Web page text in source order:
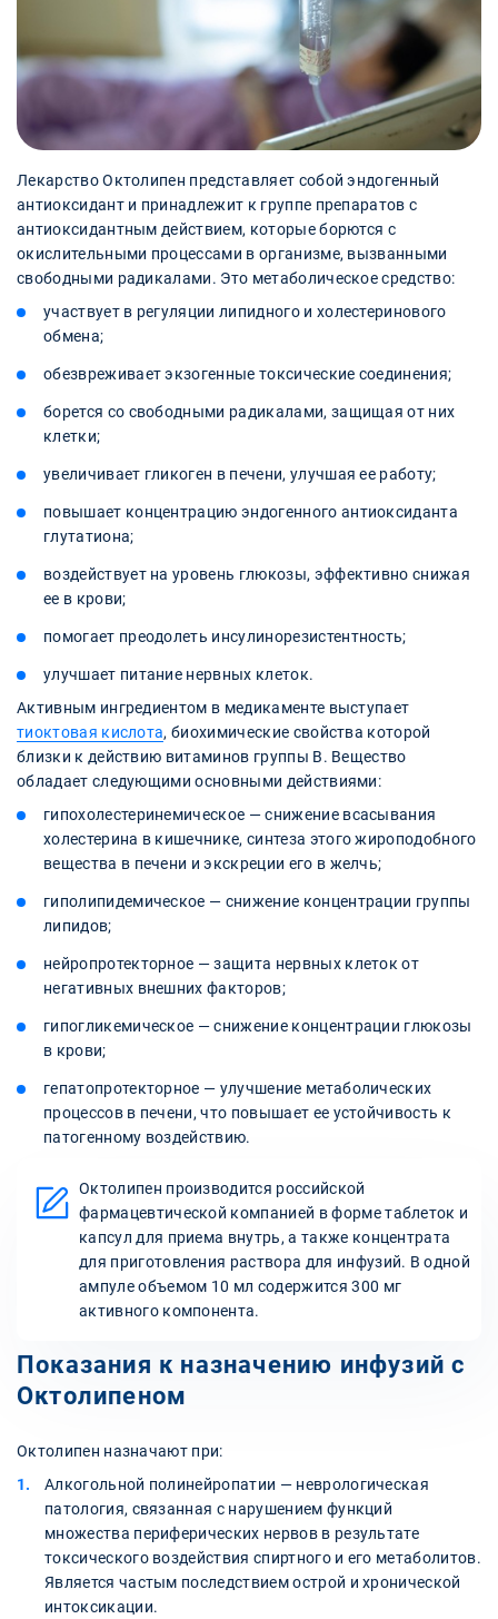
Лекарство Октолипен представляет собой эндогенный
антиоксидант и принадлежит к группе препаратов с
антиоксидантным действием, которые борются с
окислительными процессами в организме, вызванными
свободными радикалами. Это метаболическое средство:
участвует в регуляции липидного и холестеринового
обмена;
обезвреживает экзогенные токсические соединения;
борется со свободными радикалами, защищая от них
клетки;
увеличивает гликоген в печени, улучшая ее работу;
повышает концентрацию эндогенного антиоксиданта
глутатиона;
воздействует на уровень глюкозы, эффективно снижая
ее в крови;
помогает преодолеть инсулинорезистентность;
улучшает питание нервных клеток.
Активным ингредиентом в медикаменте выступает
тиоктовая кислота, биохимические свойства которой
близки к действию витаминов группы В. Вещество
обладает следующими основными действиями:
гипохолестеринемическое — снижение всасывания
холестерина в кишечнике, синтеза этого жироподобного
вещества в печени и экскреции его в желчь;
гиполипидемическое — снижение концентрации группы
липидов;
нейропротекторное — защита нервных клеток от
негативных внешних факторов;
гипогликемическое — снижение концентрации глюкозы
в крови;
гепатопротекторное — улучшение метаболических
процессов в печени, что повышает ее устойчивость к
патогенному воздействию.
Октолипен производится российской
фармацевтической компанией в форме таблеток и
капсул для приема внутрь, а также концентрата
для приготовления раствора для инфузий. В одной
ампуле объемом 10 мл содержится 300 мг
активного компонента.
Показания к назначению инфузий с
Октолипеном
Октолипен назначают при:
Алкогольной полинейропатии — неврологическая
патология, связанная с нарушением функций
множества периферических нервов в результате
токсического воздействия спиртного и его метаболитов.
Является частым последствием острой и хронической
интоксикации.